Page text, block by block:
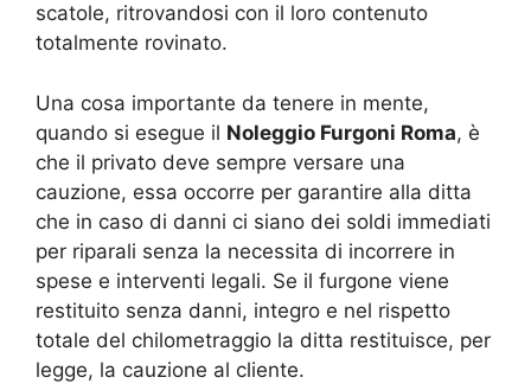
scatole, ritrovandosi con il loro contenuto
totalmente rovinato.
Una cosa importante da tenere in mente,
quando si esegue il Noleggio Furgoni Roma, è
che il privato deve sempre versare una
cauzione, essa occorre per garantire alla ditta
che in caso di danni ci siano dei soldi immediati
per riparali senza la necessita di incorrere in
spese e interventi legali. Se il furgone viene
restituito senza danni, integro e nel rispetto
totale del chilometraggio la ditta restituisce, per
legge, la cauzione al cliente.